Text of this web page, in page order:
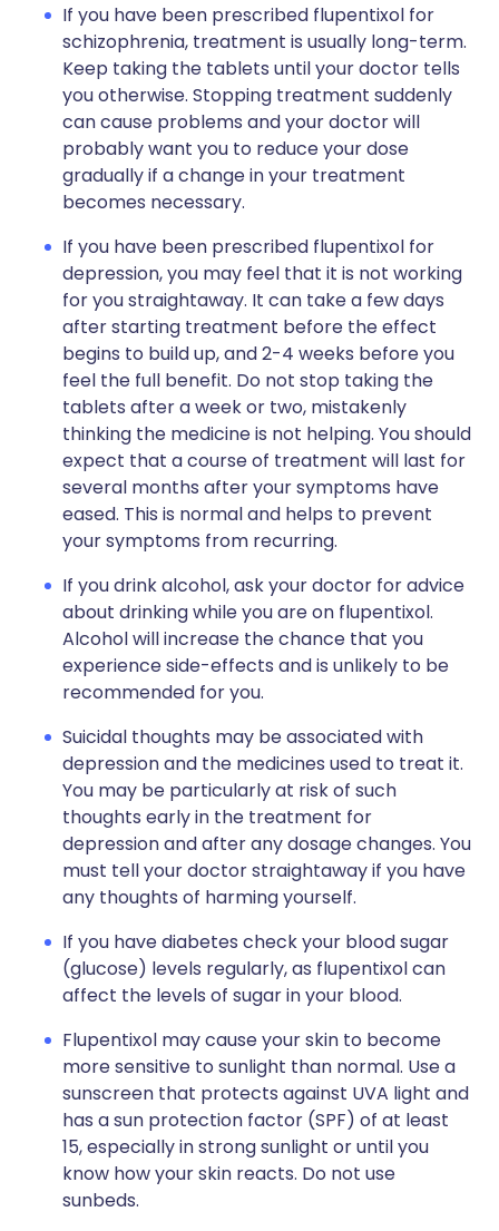
If you have been prescribed flupentixol for
schizophrenia, treatment is usually long-term.
Keep taking the tablets until your doctor tells
you otherwise. Stopping treatment suddenly
can cause problems and your doctor will
probably want you to reduce your dose
gradually if a change in your treatment
becomes necessary.
If you have been prescribed flupentixol for
depression, you may feel that it is not working
for you straightaway. It can take a few days
after starting treatment before the effect
begins to build up, and 2-4 weeks before you
feel the full benefit. Do not stop taking the
tablets after a week or two, mistakenly
thinking the medicine is not helping. You should
expect that a course of treatment will last for
several months after your symptoms have
eased. This is normal and helps to prevent
your symptoms from recurring.
If you drink alcohol, ask your doctor for advice
about drinking while you are on flupentixol.
Alcohol will increase the chance that you
experience side-effects and is unlikely to be
recommended for you.
Suicidal thoughts may be associated with
depression and the medicines used to treat it.
You may be particularly at risk of such
thoughts early in the treatment for
depression and after any dosage changes. You
must tell your doctor straightaway if you have
any thoughts of harming yourself.
If you have diabetes check your blood sugar
(glucose) levels regularly, as flupentixol can
affect the levels of sugar in your blood.
Flupentixol may cause your skin to become
more sensitive to sunlight than normal. Use a
sunscreen that protects against UVA light and
has a sun protection factor (SPF) of at least
15, especially in strong sunlight or until you
know how your skin reacts. Do not use
sunbeds.